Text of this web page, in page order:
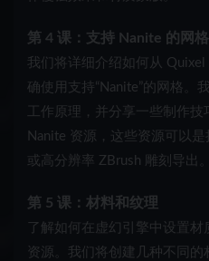
第 4 课：支持 Nanite 的网格
我们将详细介绍如何从 Quixel
确使用支持“Nanite”的网格。
工作原理，并分享一些制作技
Nanite 资源，这些资源可以
或高分辨率 ZBrush 雕刻导出。
第 5 课：材料和纹理
了解如何在虚幻引擎中设置
资源。我们将创建几种不同的